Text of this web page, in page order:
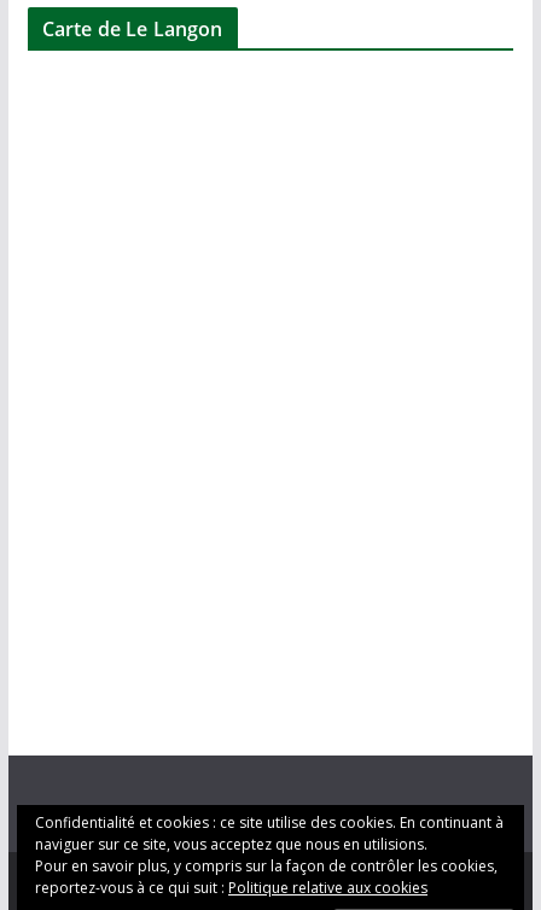
Carte de Le Langon
Confidentialité et cookies : ce site utilise des cookies. En continuant à
naviguer sur ce site, vous acceptez que nous en utilisions.
Pour en savoir plus, y compris sur la façon de contrôler les cookies,
reportez-vous à ce qui suit : Politique relative aux cookies